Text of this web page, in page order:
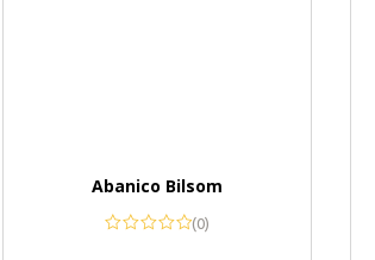
Abanico Bilsom
(0)